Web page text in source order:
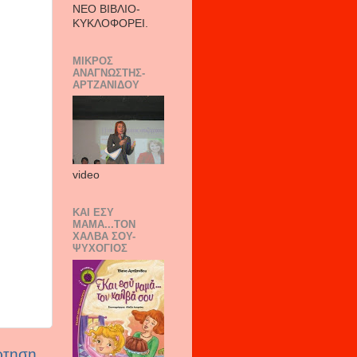
ΝΕΟ ΒΙΒΛΙΟ-
ΚΥΚΛΟΦΟΡΕΙ.
ΜΙΚΡΟΣ
ΑΝΑΓΝΩΣΤΗΣ-
ΑΡΤΖΑΝΙΔΟΥ
video
ΚΑΙ ΕΣΥ
ΜΑΜΑ...ΤΟΝ
ΧΑΛΒΑ ΣΟΥ-
ΨΥΧΟΓΙΟΣ